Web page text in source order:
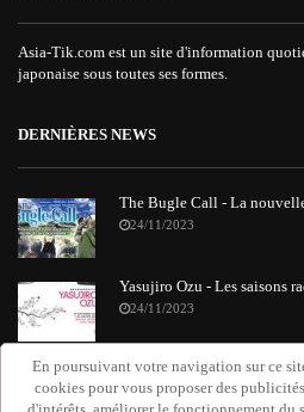
Asia-Tik.com est un site d'information
japonaise sous toutes ses formes.
DERNIÈRES NEWS
The Bugle Call - La
24/11/2023
Yasujiro Ozu - Les saisons
24/11/2023
"Requiem Attack on Titan"
Grissini Project
En poursuivant votre navigation sur ce
cookies pour vous proposer des